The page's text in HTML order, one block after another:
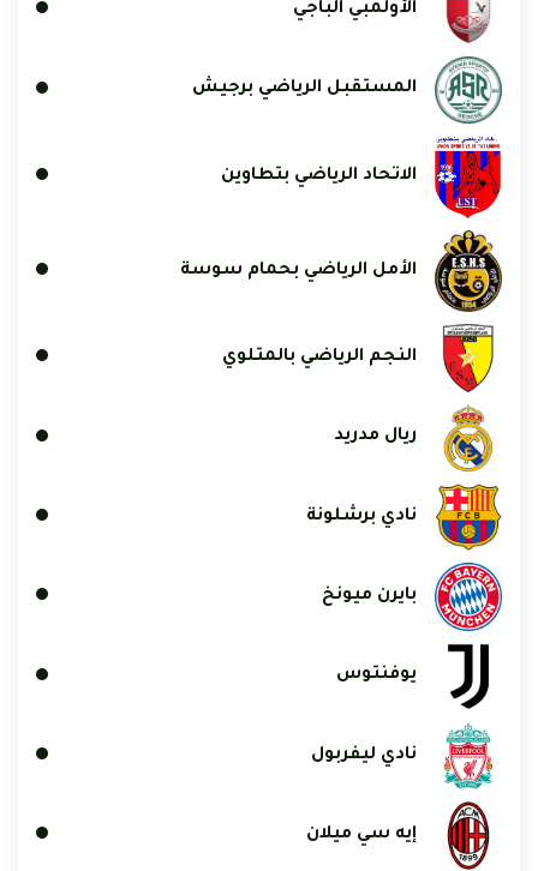
الأولمبي الباجي
المستقبل الرياضي برجيش
الاتحاد الرياضي بتطاوين
الأمل الرياضي بحمام سوسة
النجم الرياضي بالمتلوي
ريال مدريد
نادي برشلونة
بايرن ميونخ
يوفنتوس
نادي ليفربول
إيه سي ميلان